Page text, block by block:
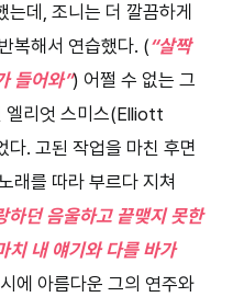
데, 조니는 더 깔끔하게
복해서 연습했다. (“살짝
들어와”) 어쩔 수 없는 그
엘리엇 스미스(Elliott
. 고된 작업을 마친 후면
래를 따라 부르다 지쳐
하던 음울하고 끝맺지 못한
치 내 얘기와 다를 바가
에 아름다운 그의 연주와